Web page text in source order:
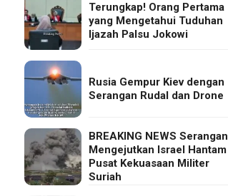
Terungkap! Orang Pertama
yang Mengetahui Tuduhan
Ijazah Palsu Jokowi
Rusia Gempur Kiev dengan
Serangan Rudal dan Drone
BREAKING NEWS Serangan
Mengejutkan Israel Hantam
Pusat Kekuasaan Militer
Suriah